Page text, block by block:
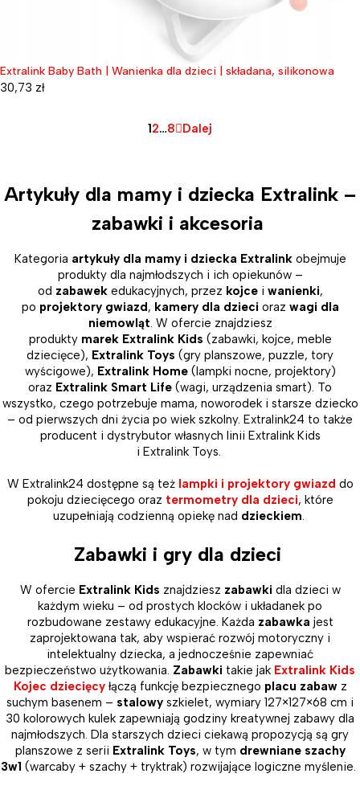
Extralink Baby Bath | Wanienka dla dzieci | składana, silikonowa
30,73 zł
12…8 Dalej
Artykuły dla mamy i dziecka Extralink –
zabawki i akcesoria
Kategoria artykuły dla mamy i dziecka Extralinkobejmuje
produkty dla najmłodszych i ich opiekunów –
od zabawekedukacyjnych, przez kojcei wanienki,
po projektory gwiazd, kamery dla dzieci oraz wagi dla
niemowląt. W ofercie znajdziesz
produkty marek Extralink Kids (zabawki, kojce, meble
dziecięce), Extralink Toys (gry planszowe, puzzle, tory
wyścigowe), Extralink Home(lampki nocne, projektory)
oraz Extralink Smart Life (wagi, urządzenia smart). To
wszystko, czego potrzebuje mama, noworodek i starsze dziecko
– od pierwszych dni życia po wiek szkolny. Extralink24 to także
producent i dystrybutor własnych linii Extralink Kids
i Extralink Toys.
W Extralink24 dostępne są też lampki i projektory gwiazd do
pokoju dziecięcego oraz termometry dla dzieci, które
uzupełniają codzienną opiekę nad dzieckiem.
Zabawki i gry dla dzieci
W ofercie Extralink Kids znajdziesz zabawki dla dzieci w
każdym wieku – od prostych klocków i układanek po
rozbudowane zestawy edukacyjne. Każda zabawka jest
zaprojektowana tak, aby wspierać rozwój motoryczny i
intelektualny dziecka, a jednocześnie zapewniać
bezpieczeństwo użytkowania. Zabawki takie jak Extralink Kids
Kojec dziecięcyłączą funkcję bezpiecznego placu zabawz
suchym basenem – stalowy szkielet, wymiary 127×127×68 cm i
30 kolorowych kulek zapewniają godziny kreatywnej zabawy dla
najmłodszych. Dla starszych dzieci ciekawą propozycją są gry
planszowe z serii Extralink Toys, w tym drewniane szachy
3w1 (warcaby + szachy + tryktrak) rozwijające logiczne myślenie.